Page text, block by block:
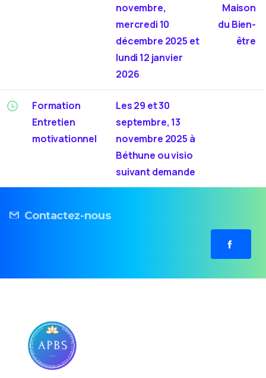
novembre,
mercredi 10
décembre 2025 et
lundi 12 janvier
2026
Maison
du Bien-
être
Formation
Entretien
motivationnel
Les 29 et 30
septembre, 13
novembre 2025 à
Béthune ou visio
suivant demande
Contactez-nous